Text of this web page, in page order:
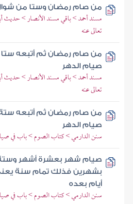
من صام رمضان وستا من
مسند أحمد > باقي مسند الأنصار > حديث
تعالى عنه
من صام رمضان ثم أتبعه
صيام الدهر
مسند أحمد > باقي مسند الأنصار > حديث
تعالى عنه
من صام رمضان ثم أتبعه
صيام الدهر
سنن الدارمي > كتاب الصوم > باب في
صيام شهر بعشرة أشهر
بشهرين فذلك تمام سنة
أيام بعده
سنن الدارمي > كتاب الصوم > باب في